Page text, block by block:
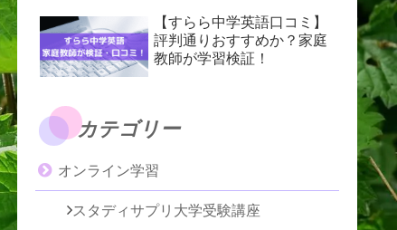
【すらら中学英語口コミ】
評判通りおすすめか？家庭
教師が学習検証！
カテゴリー
オンライン学習
スタディサプリ大学受験講座